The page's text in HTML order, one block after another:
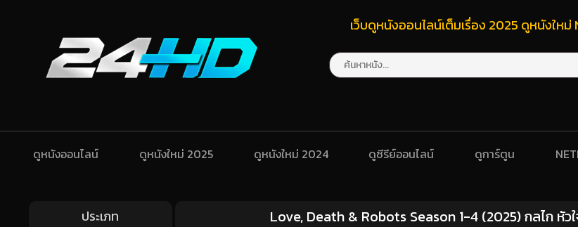
เว็บดูหนังออนไลน์เต็มเรื่อง 2025 ดูหนังให
ดูหนังออนไลน์ ดูหนังใหม่ 2025 ดูหนังใหม่ 2024 ดูซีรีย์ออนไลน์ ดูการ์ตูน
ประเภท Love, Death & Robots Season 1-4 (2025) กลไก หั